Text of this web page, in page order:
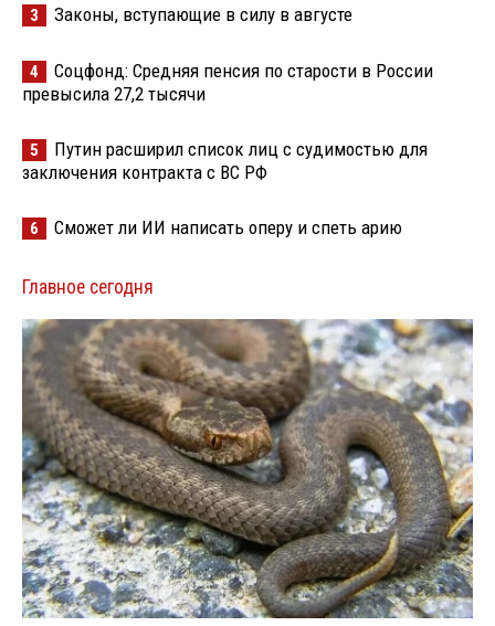
3 Законы, вступающие в силу в августе
4
Соцфонд: Средняя пенсия по старости в России
превысила 27,2 тысячи
5
Путин расширил список лиц с судимостью для
заключения контракта с ВС РФ
6 Сможет ли ИИ написать оперу и спеть арию
Главное сегодня